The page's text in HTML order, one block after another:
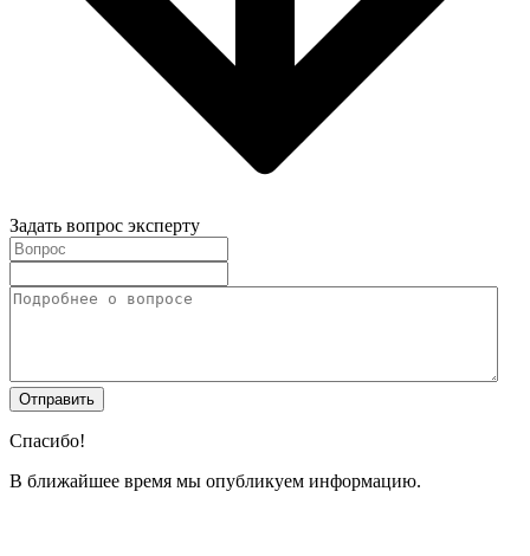
Задать вопрос эксперту
Спасибо!
В ближайшее время мы опубликуем информацию.